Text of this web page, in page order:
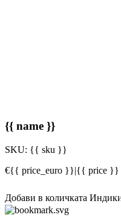
{{ name }}
SKU: {{ sku }}
€{{ price_euro }}|{{ price }}
Добави в количката